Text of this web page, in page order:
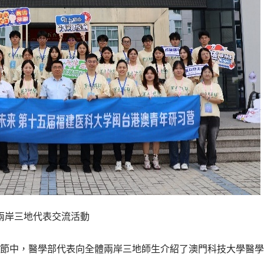
三地代表交流活動
中，醫學部代表向全體兩岸三地師生介紹了澳門科技大學醫